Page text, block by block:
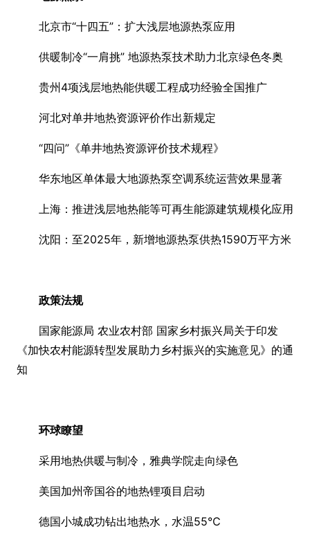
北京市“十四五”：扩大浅层地源热泵应用
供暖制冷“一肩挑” 地源热泵技术助力北京绿色冬奥
贵州4项浅层地热能供暖工程成功经验全国推广
河北对单井地热资源评价作出新规定
“四问”《单井地热资源评价技术规程》
华东地区单体最大地源热泵空调系统运营效果显著
上海：推进浅层地热能等可再生能源建筑规模化应用
沈阳：至2025年，新增地源热泵供热1590万平方米
政策法规
国家能源局 农业农村部 国家乡村振兴局关于印发
《加快农村能源转型发展助力乡村振兴的实施意见》的通
知
环球瞭望
采用地热供暖与制冷，雅典学院走向绿色
美国加州帝国谷的地热锂项目启动
德国小城成功钻出地热水，水温55℃